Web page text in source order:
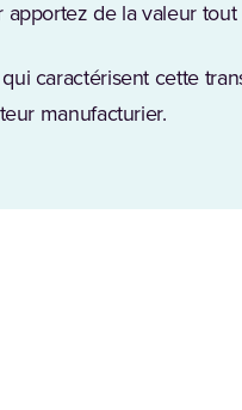
de la valeur
caractérisent cette
manufacturier.